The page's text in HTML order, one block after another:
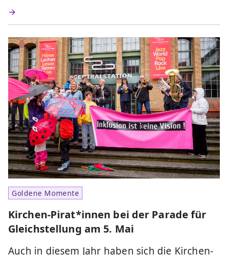
Goldene Momente
Kirchen-Pirat*innen bei der Parade für
Gleichstellung am 5. Mai
Auch in diesem Jahr haben sich die Kirchen-